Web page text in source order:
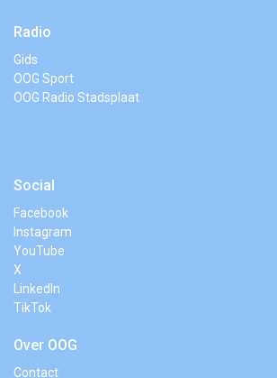
Radio
Gids
OOG Sport
OOG Radio Stadsplaat
Social
Facebook
Instagram
YouTube
X
LinkedIn
TikTok
Over OOG
Contact